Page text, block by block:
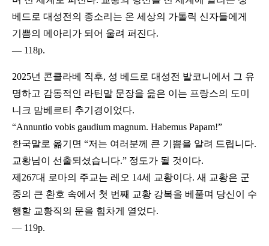
베드로 대성전의 종소리는 온 세상의 가톨릭 신자들에게
기쁨의 메아리가 되어 울려 퍼진다.
― 118p.
2025년 콘클라베 직후, 성 베드로 대성전 발코니에서 그 유
명하고 감동적인 라틴말 문장을 읊은 이는 프랑스의 도미
니크 맘베르티 추기경이었다.
“Annuntio vobis gaudium magnum. Habemus Papam!”
한국말로 옮기면 “저는 여러분께 큰 기쁨을 알려 드립니다.
교황님이 선출되셨습니다.” 정도가 될 것이다.
제267대 로마의 주교는 레오 14세 교황이다. 새 교황은 군
중의 큰 환호 속에서 첫 번째 교황 강복을 베풀며 당신이 수
행할 교황직의 문을 힘차게 열었다.
― 119p.